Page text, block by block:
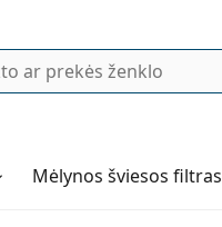
Mėlynos šviesos filtras